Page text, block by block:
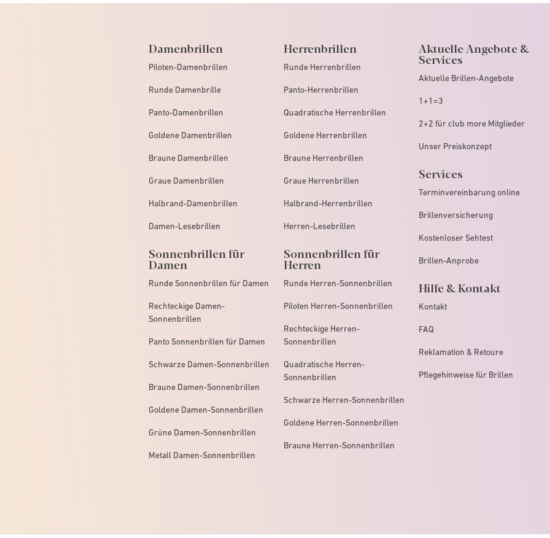
Damenbrillen
Piloten-Damenbrillen
Runde Damenbrille
Panto-Damenbrillen
Goldene Damenbrillen
Braune Damenbrillen
Graue Damenbrillen
Halbrand-Damenbrillen
Damen-Lesebrillen
Sonnenbrillen für
Damen
Runde Sonnenbrillen für Damen
Rechteckige Damen-
Sonnenbrillen
Panto Sonnenbrillen für Damen
Schwarze Damen-Sonnenbrillen
Braune Damen-Sonnenbrillen
Goldene Damen-Sonnenbrillen
Grüne Damen-Sonnenbrillen
Metall Damen-Sonnenbrillen
Herrenbrillen
Runde Herrenbrillen
Panto-Herrenbrillen
Quadratische Herrenbrillen
Goldene Herrenbrillen
Braune Herrenbrillen
Graue Herrenbrillen
Halbrand-Herrenbrillen
Herren-Lesebrillen
Sonnenbrillen für
Herren
Runde Herren-Sonnenbrillen
Piloten Herren-Sonnenbrillen
Rechteckige Herren-
Sonnenbrillen
Quadratische Herren-
Sonnenbrillen
Schwarze Herren-Sonnenbrillen
Goldene Herren-Sonnenbrillen
Braune Herren-Sonnenbrillen
Aktuelle Angebote &
Services
Aktuelle Brillen-Angebote
1+1=3
2+2 für club more Mitglieder
Unser Preiskonzept
Services
Terminvereinbarung online
Brillenversicherung
Kostenloser Sehtest
Brillen-Anprobe
Hilfe & Kontakt
Kontakt
FAQ
Reklamation & Retoure
Pflegehinweise für Brillen